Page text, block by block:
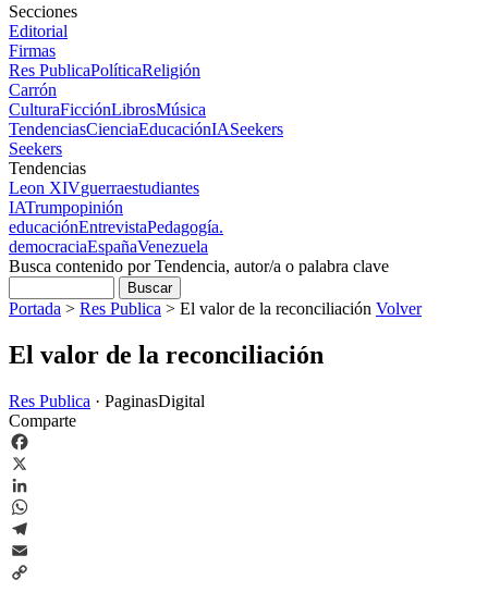
Secciones
Editorial
Firmas
Res PublicaPolíticaReligión
Carrón
CulturaFicciónLibrosMúsica
TendenciasCienciaEducaciónIASeekers
Seekers
Tendencias
Leon XIVguerraestudiantes
IATrumpopinión
educaciónEntrevistaPedagogía.
democraciaEspañaVenezuela
Busca contenido por Tendencia, autor/a o palabra clave
Portada > Res Publica > El valor de la reconciliación Volver
El valor de la reconciliación
Res Publica · PaginasDigital
Comparte
Facebook
X
LinkedIn
WhatsApp
Telegram
Email